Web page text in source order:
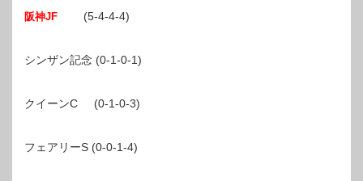
阪神JF (5-4-4-4)
シンザン記念 (0-1-0-1)
クイーンC (0-1-0-3)
フェアリーS (0-0-1-4)